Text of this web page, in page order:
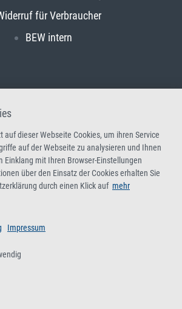
für Verbraucher
BEW intern
auf dieser Webseite Cookies, um ihren Service
auf der Webseite zu analysieren und Ihnen
Einklang mit Ihren Browser-Einstellungen
über den Einsatz der Cookies erhalten Sie
durch einen Klick auf mehr
Impressum